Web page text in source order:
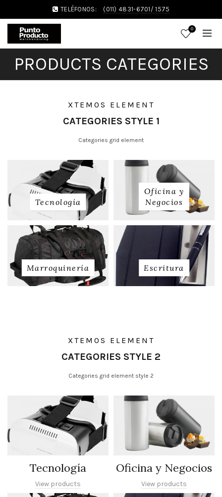
TELÉFONOS: (011) 4831-6701/ 1575
0
PRODUCTS CATEGORIES
XTEMOS ELEMENT
CATEGORIES STYLE 1
Categories grid element
Tecnología
Oficina y
Negocios
Marroquinería Escritura
XTEMOS ELEMENT
CATEGORIES STYLE 2
Categories grid element style 2
Tecnología
View products
Oficina y Negocios
View products